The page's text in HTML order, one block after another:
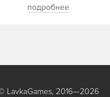
подробнее
LavkaGames, 2016—2026